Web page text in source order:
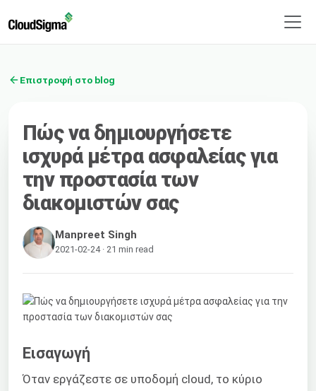
Επιστροφή στο blog
Πώς να δημιουργήσετε
ισχυρά μέτρα ασφαλείας για
την προστασία των
διακομιστών σας
Manpreet Singh
2021-02-24 · 21 min read
Εισαγωγή
Όταν εργάζεστε σε υποδομή cloud, το κύριο